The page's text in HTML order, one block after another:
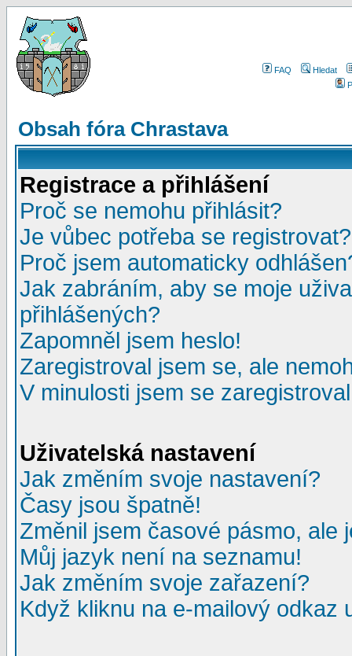
FAQ
Hledat
Obsah fóra Chrastava
Registrace a přihlášení
Proč se nemohu přihlásit?
Je vůbec potřeba se registrovat?
Proč jsem automaticky
Jak zabráním, aby se moje
přihlášených?
Zapomněl jsem heslo!
Zaregistroval jsem se, ale
V minulosti jsem se
Uživatelská nastavení
Jak změním svoje nastavení?
Časy jsou špatně!
Změnil jsem časové pásmo, ale
Můj jazyk není na seznamu!
Jak změním svoje zařazení?
Když kliknu na e-mailový odkaz